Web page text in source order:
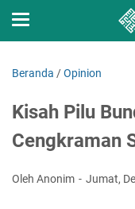
Beranda /Opinion
Kisah Pilu
Cengkraman
Oleh Anonim Jumat,